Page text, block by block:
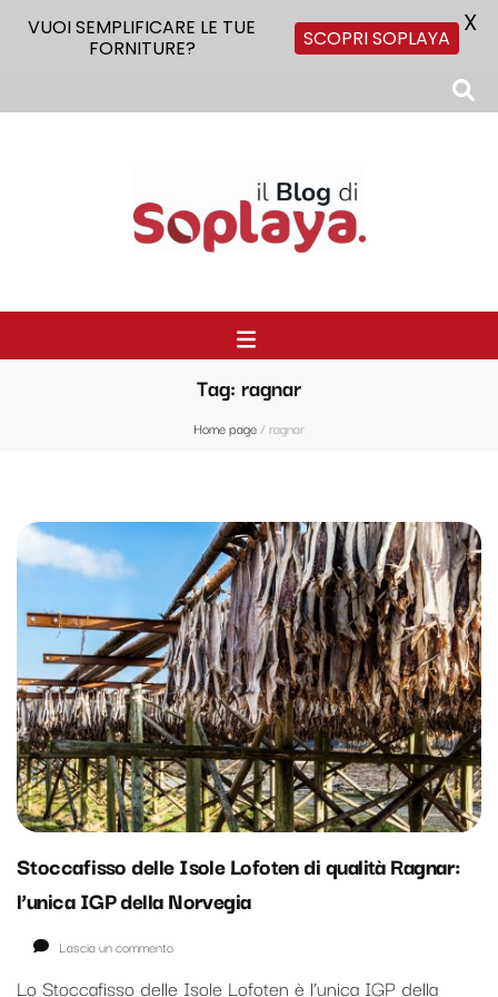
Tag: ragnar
Home page/ragnar
Stoccafisso delle Isole Lofoten di qualità Ragnar:
l’unica IGP della Norvegia
Lascia un commentosu
delle
Lo Stoccafisso delle Isole Lofoten è l’unica IGP della
VUOI SEMPLIFICARE LE TUE
FORNITURE?
SCOPRI SOPLAYA X